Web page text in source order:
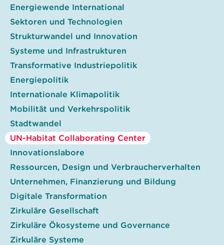
Energiewende International
Sektoren und Technologien
Strukturwandel und Innovation
Systeme und Infrastrukturen
Transformative Industriepolitik
Energiepolitik
Internationale Klimapolitik
Mobilität und Verkehrspolitik
Stadtwandel
UN-Habitat Collaborating Center
Innovationslabore
Ressourcen, Design und Verbraucherverhalten
Unternehmen, Finanzierung und Bildung
Digitale Transformation
Zirkuläre Gesellschaft
Zirkuläre Ökosysteme und Governance
Zirkuläre Systeme